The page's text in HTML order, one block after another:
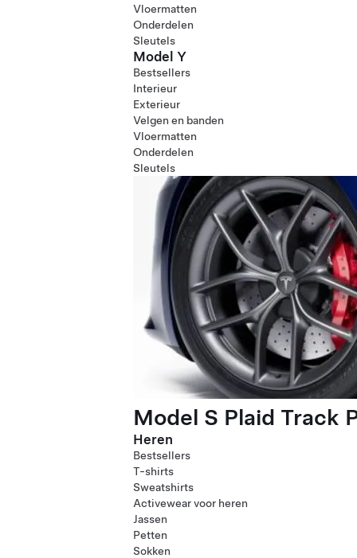
Vloermatten
Onderdelen
Sleutels
Model Y
Bestsellers
Interieur
Exterieur
Velgen en banden
Vloermatten
Onderdelen
Sleutels
Model S Plaid Track
Heren
Bestsellers
T-shirts
Sweatshirts
Activewear voor heren
Jassen
Petten
Sokken